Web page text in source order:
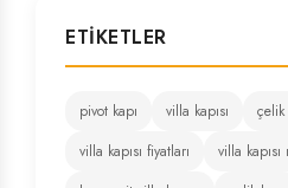
ETIKETLER
pivot kapı villa kapısı
çelik
villa kapısı fiyatları
villa